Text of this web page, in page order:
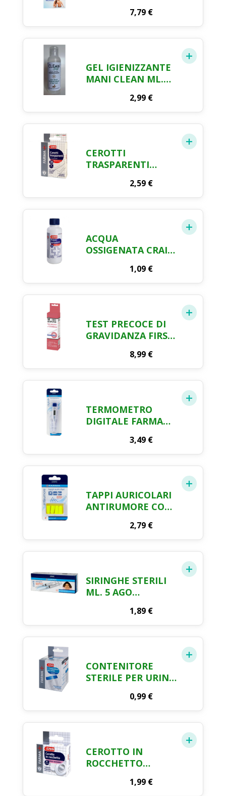
7,79 €
GEL IGIENIZZANTE
MANI CLEAN ML.
2,99 €
CEROTTI
TRASPARENTI
PROTETTIVI FARMA
CRAI X 30
2,59 €
ACQUA
OSSIGENATA CRAI
1,09 €
TEST PRECOCE DI
GRAVIDANZA FIRST
8,99 €
TERMOMETRO
DIGITALE FARMA
3,49 €
TAPPI AURICOLARI
ANTIRUMORE CON
FARMA CRAI X 4
2,79 €
SIRINGHE STERILI
ML. 5 AGO
CRAI X 10 PEZZI
1,89 €
CONTENITORE
STERILE PER URINE
0,99 €
CEROTTO IN
ROCCHETTO
FARMA CRAI
1,99 €